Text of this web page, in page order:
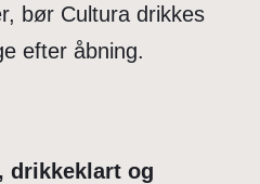
bør Cultura drikkes
efter åbning.
drikkeklart og